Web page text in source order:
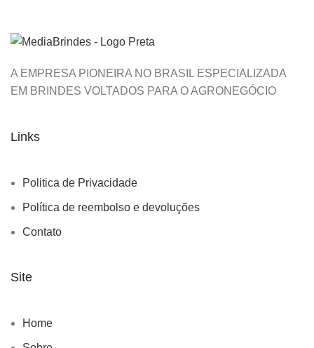
A EMPRESA PIONEIRA NO BRASIL ESPECIALIZADA
EM BRINDES VOLTADOS PARA O AGRONEGÓCIO
Links
Politica de Privacidade
Política de reembolso e devoluções
Contato
Site
Home